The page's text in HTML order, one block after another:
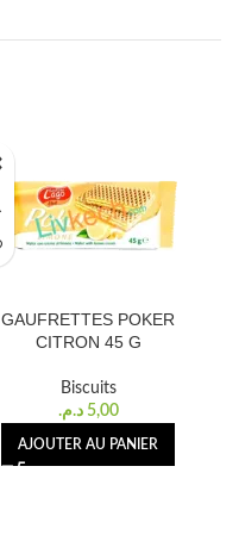
GAUFRETTES POKER
CITRON 45 G
Biscuits
5,00 د.م.
AJOUTER AU PANIER